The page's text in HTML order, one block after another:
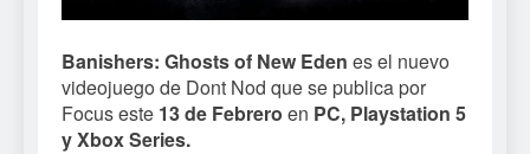
Banishers: Ghosts of New Eden es el nuevo
videojuego de Dont Nod que se publica por
Focus este 13 de Febrero en PC, Playstation 5
y Xbox Series.